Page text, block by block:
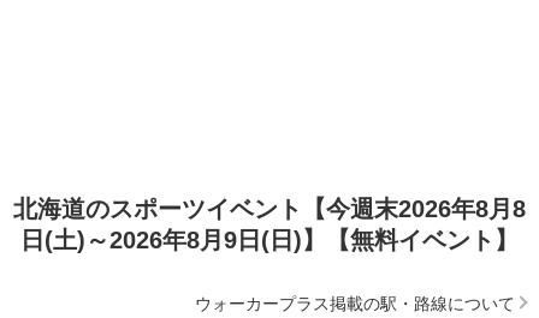
北海道のスポーツイベント【今週末2026年8月8
日(土)～2026年8月9日(日)】【無料イベント】
ウォーカープラス掲載の駅・路線について